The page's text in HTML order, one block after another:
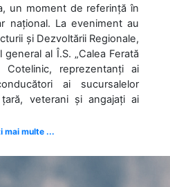
un moment de referință în
național. La eveniment au
și Dezvoltării Regionale,
al Î.S. „Calea Ferată
reprezentanți ai
ai sucursalelor
veterani și angajați ai
mai multe ...